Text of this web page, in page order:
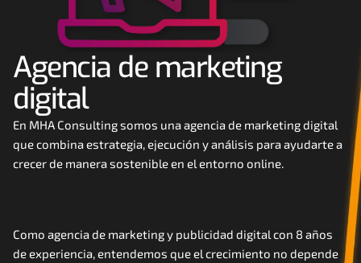
Join
Careers
Docs
About
Agencia de marketing
digital
En MHA Consulting somos una agencia de marketing digital
que combina estrategia, ejecución y análisis para ayudarte a
crecer de manera sostenible en el entorno online.
Como agencia de marketing y publicidad digital con 8 años
de experiencia, entendemos que el crecimiento no depende